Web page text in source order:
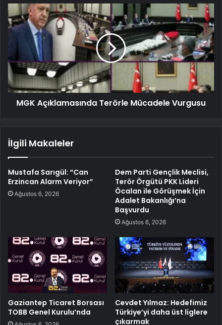
MGK Açıklamasında Terörle Mücadele Vurgusu
İlgili Makaleler
Mustafa Sarıgül: “Can
Erzincan Alarm Veriyor”
Ağustos 6, 2026
Dem Parti Gençlik Meclisi,
Terör Örgütü PKK Lideri
Öcalan ile Görüşmek İçin
Adalet Bakanlığı’na
Başvurdu
Ağustos 6, 2026
Gaziantep Ticaret Borsası
TOBB Genel Kurulu’nda
Cevdet Yılmaz: Hedefimiz
Türkiye’yi daha üst liglere
çıkarmak